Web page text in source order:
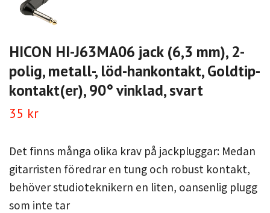
HICON HI-J63MA06 jack (6,3 mm), 2-
polig, metall-, löd-hankontakt, Goldtip-
kontakt(er), 90° vinklad, svart
35 kr
Det finns många olika krav på jackpluggar: Medan
gitarristen föredrar en tung och robust kontakt,
behöver studioteknikern en liten, oansenlig plugg
som inte tar